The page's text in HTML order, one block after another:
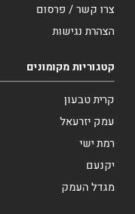
צרו קשר / פרסום
הצהרת נגישות
קטגוריות מקומונים
קרית טבעון
עמק יזרעאל
רמת ישי
יקנעם
מגדל העמק